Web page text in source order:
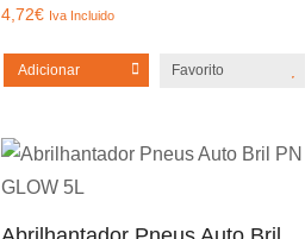
4,72€ Iva Incluido
Adicionar Favorito